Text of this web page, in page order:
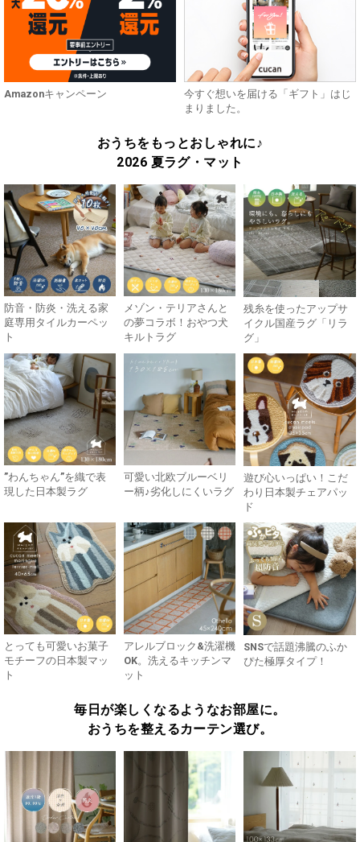
Amazonキャンペーン
今すぐ想いを届ける「ギフト」はじ
まりました。
おうちをもっとおしゃれに♪
2026 夏ラグ・マット
防音・防炎・洗える家
庭専用タイルカーペッ
ト
メゾン・テリアさんと
の夢コラボ！おやつ犬
キルトラグ
残糸を使ったアップサ
イクル国産ラグ「リラ
グ」
”わんちゃん”を織で表
現した日本製ラグ
可愛い北欧ブルーベリ
ー柄♪劣化しにくいラグ
遊び心いっぱい！こだ
わり日本製チェアパッ
ド
とっても可愛いお菓子
モチーフの日本製マッ
ト
アレルブロック&洗濯機
OK。洗えるキッチンマ
ット
SNSで話題沸騰のふか
ぴた極厚タイプ！
毎日が楽しくなるようなお部屋に。
おうちを整えるカーテン選び。